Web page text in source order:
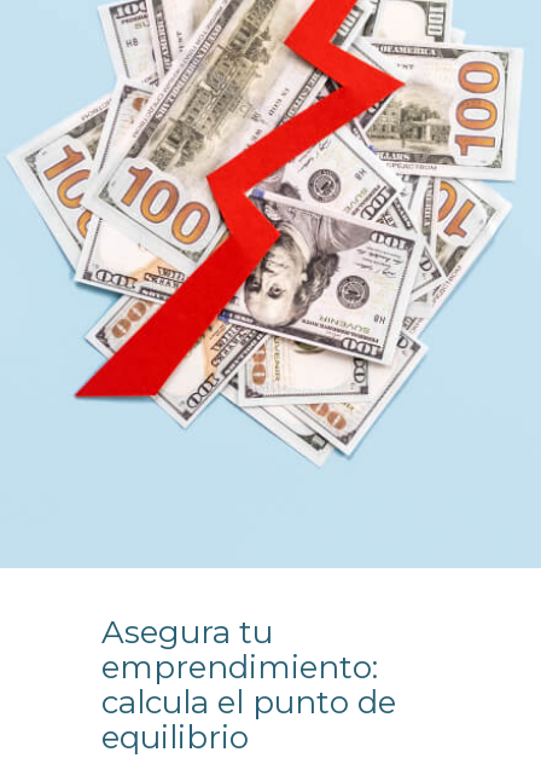
Asegura tu
emprendimiento:
calcula el punto de
equilibrio